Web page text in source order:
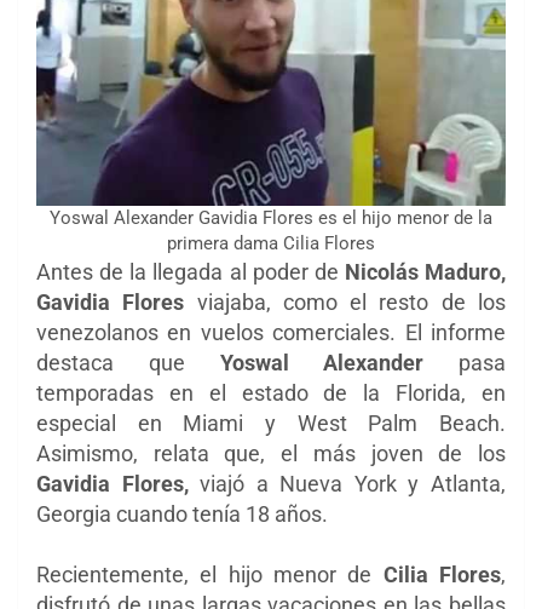
Yoswal Alexander Gavidia Flores es el hijo menor de la
primera dama Cilia Flores
Antes de la llegada al poder de Nicolás Maduro,
Gavidia Flores viajaba, como el resto de los
venezolanos en vuelos comerciales. El informe
destaca que Yoswal Alexander pasa
temporadas en el estado de la Florida, en
especial en Miami y West Palm Beach.
Asimismo, relata que, el más joven de los
Gavidia Flores,viajó a Nueva York y Atlanta,
Georgia cuando tenía 18 años.
Recientemente, el hijo menor de Cilia Flores,